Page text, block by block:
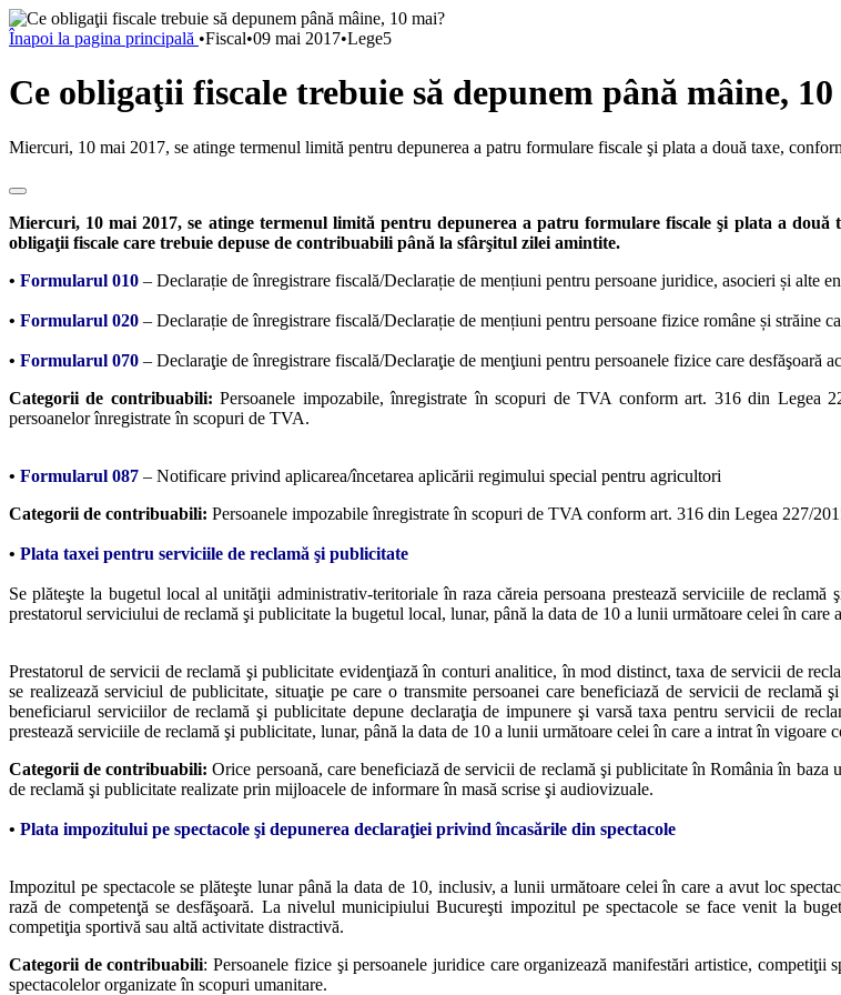
Înapoi la pagina principală •Fiscal•09 mai 2017•Lege5
Ce obligaţii fiscale trebuie să depunem până mâine,
Miercuri, 10 mai 2017, se atinge termenul limită pentru depunerea a patru formulare fiscale şi plata a două taxe,
Miercuri, 10 mai 2017, se atinge termenul limită pentru depunerea a patru formulare fiscale şi plata a două
obligaţii fiscale care trebuie depuse de contribuabili până la sfârşitul zilei amintite.
• Formularul 010 – Declarație de înregistrare fiscală/Declarație de mențiuni pentru persoane juridice, asocieri și alte
• Formularul 020 – Declarație de înregistrare fiscală/Declarație de mențiuni pentru persoane fizice române și străine
• Formularul 070 – Declaraţie de înregistrare fiscală/Declaraţie de menţiuni pentru persoanele fizice care desfăşoară
Categorii de contribuabili: Persoanele impozabile, înregistrate în scopuri de TVA conform art. 316 din Legea
persoanelor înregistrate în scopuri de TVA.
• Formularul 087 – Notificare privind aplicarea/încetarea aplicării regimului special pentru agricultori
Categorii de contribuabili: Persoanele impozabile înregistrate în scopuri de TVA conform art. 316 din Legea 227/
• Plata taxei pentru serviciile de reclamă şi publicitate
Se plăteşte la bugetul local al unităţii administrativ-teritoriale în raza căreia persoana prestează serviciile de
prestatorul serviciului de reclamă şi publicitate la bugetul local, lunar, până la data de 10 a lunii următoare celei în
Prestatorul de servicii de reclamă şi publicitate evidenţiază în conturi analitice, în mod distinct, taxa de servicii de
se realizează serviciul de publicitate, situaţie pe care o transmite persoanei care beneficiază de servicii de
beneficiarul serviciilor de reclamă şi publicitate depune declaraţia de impunere şi varsă taxa pentru servicii de
prestează serviciile de reclamă şi publicitate, lunar, până la data de 10 a lunii următoare celei în care a intrat în vigoare
Categorii de contribuabili: Orice persoană, care beneficiază de servicii de reclamă şi publicitate în România în
de reclamă şi publicitate realizate prin mijloacele de informare în masă scrise şi audiovizuale.
• Plata impozitului pe spectacole şi depunerea declaraţiei privind încasările din spectacole
Impozitul pe spectacole se plăteşte lunar până la data de 10, inclusiv, a lunii următoare celei în care a avut loc
rază de competenţă se desfăşoară. La nivelul municipiului Bucureşti impozitul pe spectacole se face venit la
competiţia sportivă sau altă activitate distractivă.
Categorii de contribuabili: Persoanele fizice şi persoanele juridice care organizează manifestări artistice,
spectacolelor organizate în scopuri umanitare.